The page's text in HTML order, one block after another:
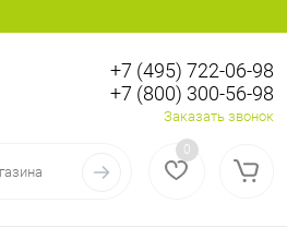
Регистрация
+7 (495) 722-06-98
+7 (800) 300-56-98
Заказать звонок
0